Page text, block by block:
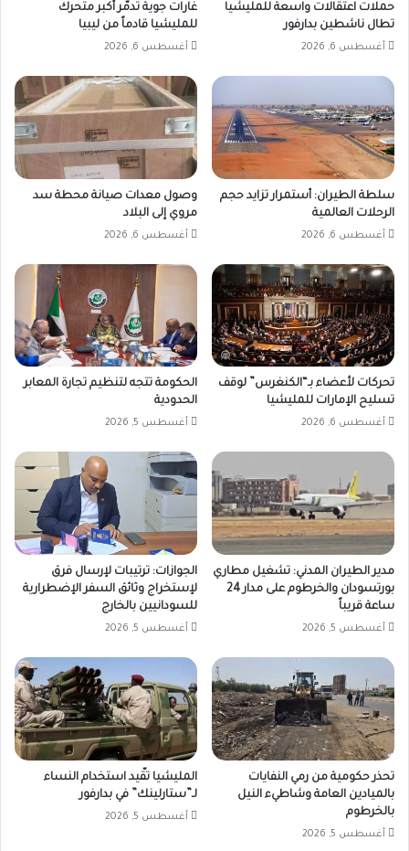
حملات اعتقالات واسعة للمليشيا
تطال ناشطين بدارفور
أغسطس 6, 2026
غارات جوية تدمّر أكبر متحرك
للمليشيا قادماً من ليبيا
أغسطس 6, 2026
سلطة الطيران: أستمرار تزايد حجم
الرحلات العالمية
أغسطس 6, 2026
وصول معدات صيانة محطة سد
مروي إلى البلاد
أغسطس 6, 2026
تحركات لأعضاء بـ“الكنغرس” لوقف
تسليح الإمارات للمليشيا
أغسطس 6, 2026
الحكومة تتجه لتنظيم تجارة المعابر
الحدودية
أغسطس 5, 2026
مدير الطيران المدني: تشغيل مطاري
بورتسودان والخرطوم على مدار 24
ساعة قريباً
أغسطس 5, 2026
الجوازات: ترتيبات لإرسال فرق
لإستخراج وثائق السفر الإضطرارية
للسودانيين بالخارج
أغسطس 5, 2026
تحذر حكومية من رمي النفايات
بالميادين العامة وشاطيء النيل
بالخرطوم
أغسطس 5, 2026
المليشيا تقّيد استخدام النساء
لـ”ستارلينك” في بدارفور
أغسطس 5, 2026